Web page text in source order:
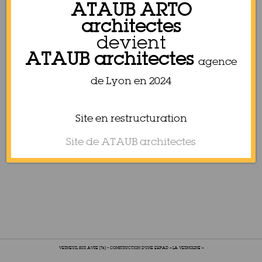
VERNEUIL SUR AVRE [76] – CONSTRUCTION D’UNE EHPAD « LA VERNOLINE »
ATAUB ARTO
architectes
devient
ATAUB architectes agence
de Lyon en 2024
Site en restructuration
Site de ATAUB architectes